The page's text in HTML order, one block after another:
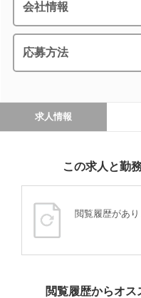
会社情報
応募方法
求人情報
この求人と勤
閲覧履歴があ
閲覧履歴からオス